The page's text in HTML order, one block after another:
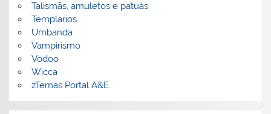
Talismãs, amuletos e patuás
Templarios
Umbanda
Vampirismo
Vodoo
Wicca
zTemas Portal A&E